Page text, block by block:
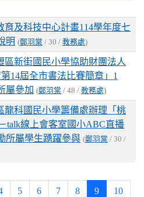
育及科技中心計畫114學年度七
明 (鄭羽棠 / 30 / 教務處)
區新街國民小學協助財團法人
14屆全市書法比賽簡章」1
屬參加 (鄭羽棠 / 48 / 教務處)
龍科國民小學籌備處辦理「桃
talk線上會客室國小ABC直播
所屬學生踴躍參與 (鄭羽棠 / 30 /
5 6 7 8 9(current)
10